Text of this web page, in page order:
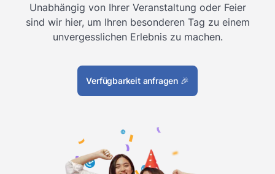
Unabhängig von Ihrer Veranstaltung oder Feier
sind wir hier, um Ihren besonderen Tag zu einem
unvergesslichen Erlebnis zu machen.
Verfügbarkeit anfragen 🎉